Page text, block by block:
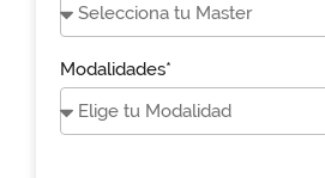
Modalidades*